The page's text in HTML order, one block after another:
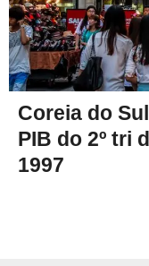
Coreia do
PIB do 2º tri
1997